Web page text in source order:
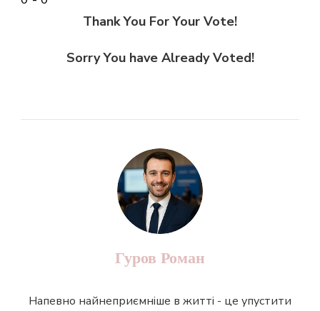
Thank You For Your Vote!
Sorry You have Already Voted!
Гуров Роман
Напевно найнеприємніше в житті - це упустити